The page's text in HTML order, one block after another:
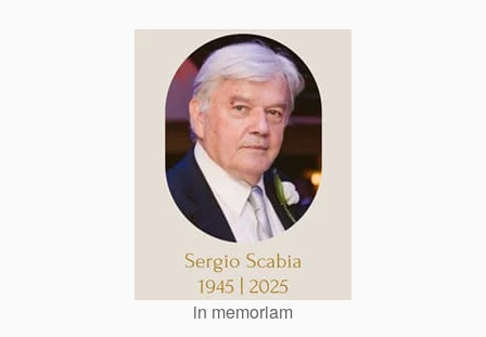
in memoriam